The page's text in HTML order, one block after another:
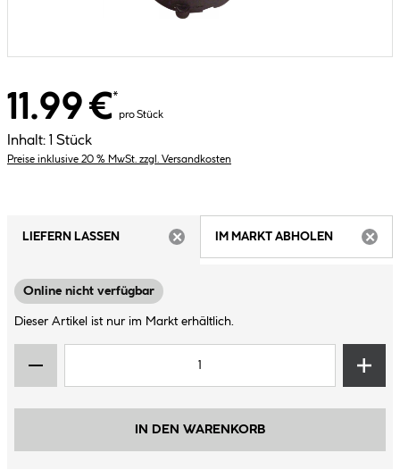
11.99 €*
pro Stück
Inhalt: 1 Stück
Preise inklusive 20 % MwSt. zzgl. Versandkosten
LIEFERN LASSEN
IM MARKT ABHOLEN
Online nicht verfügbar
Dieser Artikel ist nur im Markt erhältlich.
IN DEN WARENKORB